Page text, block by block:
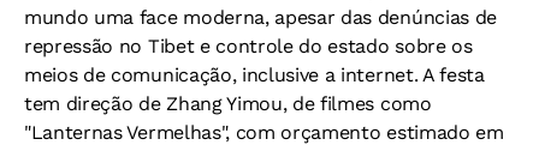
mundo uma face moderna, apesar das denúncias de
repressão no Tibet e controle do estado sobre os
meios de comunicação, inclusive a internet. A festa
tem direção de Zhang Yimou, de filmes como
"Lanternas Vermelhas", com orçamento estimado em